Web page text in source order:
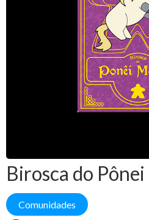
Birosca do Pônei
Comunidades